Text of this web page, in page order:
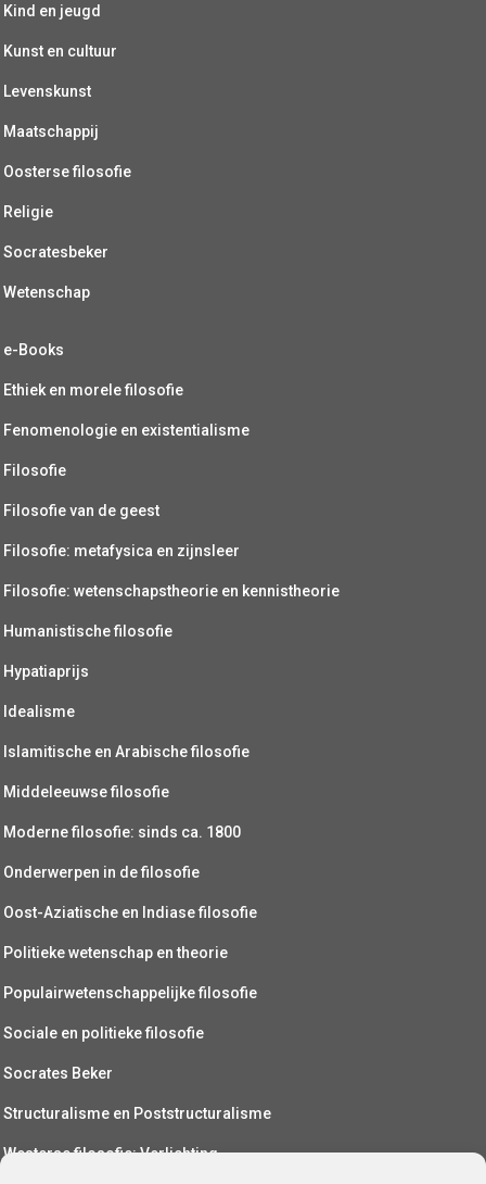
Kind en jeugd
Kunst en cultuur
Levenskunst
Maatschappij
Oosterse filosofie
Religie
Socratesbeker
Wetenschap
e-Books
Ethiek en morele filosofie
Fenomenologie en existentialisme
Filosofie
Filosofie van de geest
Filosofie: metafysica en zijnsleer
Filosofie: wetenschapstheorie en kennistheorie
Humanistische filosofie
Hypatiaprijs
Idealisme
Islamitische en Arabische filosofie
Middeleeuwse filosofie
Moderne filosofie: sinds ca. 1800
Onderwerpen in de filosofie
Oost-Aziatische en Indiase filosofie
Politieke wetenschap en theorie
Populairwetenschappelijke filosofie
Sociale en politieke filosofie
Socrates Beker
Structuralisme en Poststructuralisme
Westerse filosofie: Verlichting